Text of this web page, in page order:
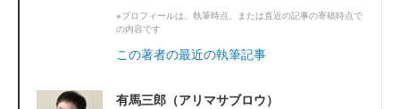
※プロフィールは、執筆時点、または直近の記事の寄稿時点で
の内容です
この著者の最近の執筆記事
有馬三郎（アリマサブロウ）